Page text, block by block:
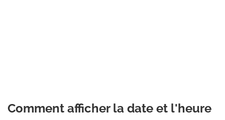
Comment afficher la date et l'heure